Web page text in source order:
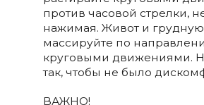
против часовой стрелки,
нажимая. Живот и грудную
массируйте по
круговыми движениями.
так, чтобы не было
ВАЖНО!